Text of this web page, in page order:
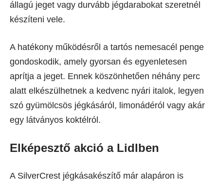
állagú jeget vagy durvább jégdarabokat szeretnél
készíteni vele.
A hatékony működésről a tartós nemesacél penge
gondoskodik, amely gyorsan és egyenletesen
aprítja a jeget. Ennek köszönhetően néhány perc
alatt elkészülhetnek a kedvenc nyári italok, legyen
szó gyümölcsös jégkásáról, limonádéról vagy akár
egy látványos koktélról.
Elképesztő akció a Lidlben
A SilverCrest jégkásakészítő már alapáron is